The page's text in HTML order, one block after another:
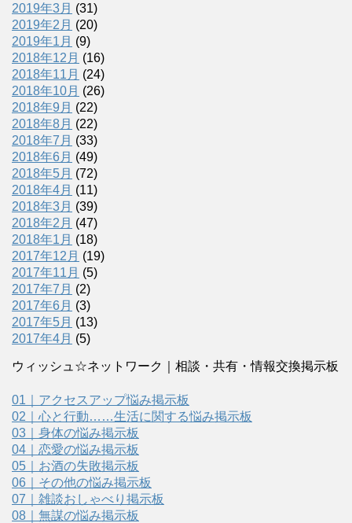
2019年3月 (31)
2019年2月 (20)
2019年1月 (9)
2018年12月 (16)
2018年11月 (24)
2018年10月 (26)
2018年9月 (22)
2018年8月 (22)
2018年7月 (33)
2018年6月 (49)
2018年5月 (72)
2018年4月 (11)
2018年3月 (39)
2018年2月 (47)
2018年1月 (18)
2017年12月 (19)
2017年11月 (5)
2017年7月 (2)
2017年6月 (3)
2017年5月 (13)
2017年4月 (5)
ウィッシュ☆ネットワーク｜相談・共有・情報交換掲示板
01｜アクセスアップ悩み掲示板
02｜心と行動……生活に関する悩み掲示板
03｜身体の悩み掲示板
04｜恋愛の悩み掲示板
05｜お酒の失敗掲示板
06｜その他の悩み掲示板
07｜雑談おしゃべり掲示板
08｜無謀の悩み掲示板